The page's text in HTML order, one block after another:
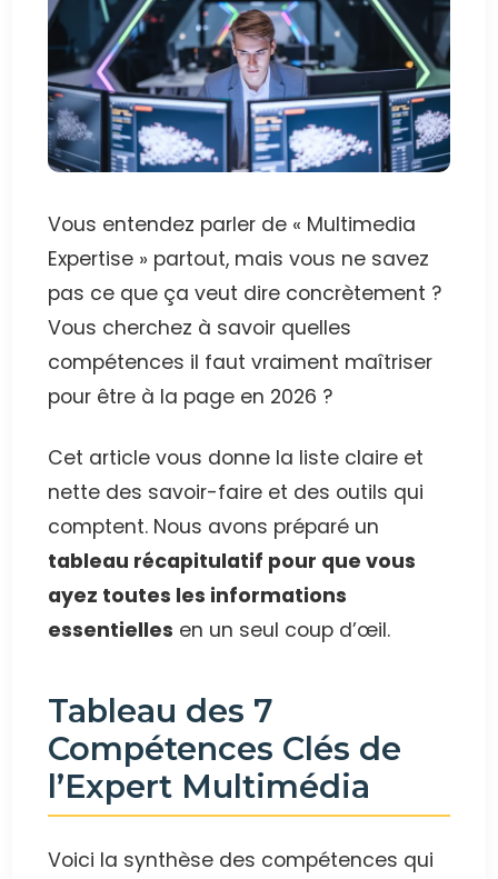
Vous entendez parler de « Multimedia
Expertise » partout, mais vous ne savez
pas ce que ça veut dire concrètement ?
Vous cherchez à savoir quelles
compétences il faut vraiment maîtriser
pour être à la page en 2026 ?
Cet article vous donne la liste claire et
nette des savoir-faire et des outils qui
comptent. Nous avons préparé un
tableau récapitulatif pour que vous
ayez toutes les informations
essentielles en un seul coup d’œil.
Tableau des 7
Compétences Clés de
l’Expert Multimédia
Voici la synthèse des compétences qui